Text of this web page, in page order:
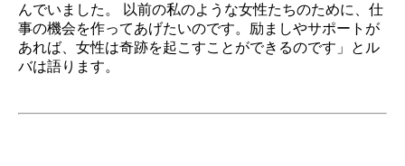
んでいました。 以前の私のような女性たちのために、仕
事の機会を作ってあげたいのです。励ましやサポートが
あれば、女性は奇跡を起こすことができるのです」とル
バは語ります。